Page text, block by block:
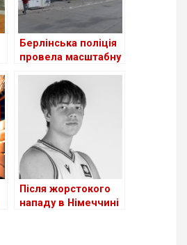
Берлінська поліція
провела масштабну
для біженців з
України
Після жорстокого
нападу в Німеччині